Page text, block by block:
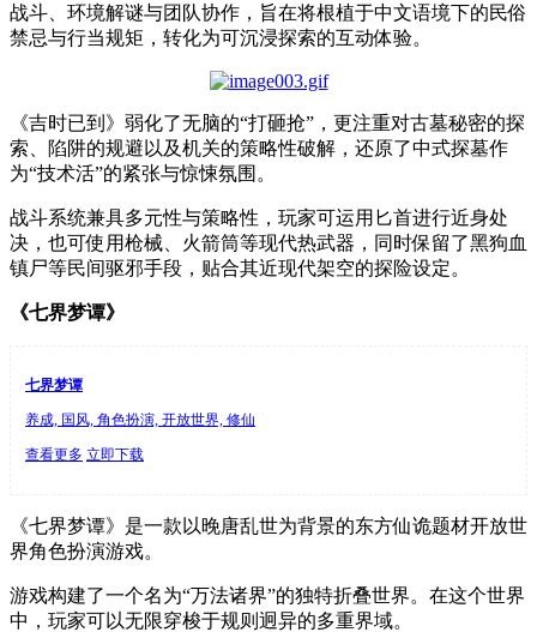
战斗、环境解谜与团队协作，旨在将根植于中文语境下的民俗
禁忌与行当规矩，转化为可沉浸探索的互动体验。
《吉时已到》弱化了无脑的“打砸抢”，更注重对古墓秘密的探
索、陷阱的规避以及机关的策略性破解，还原了中式探墓作
为“技术活”的紧张与惊悚氛围。
战斗系统兼具多元性与策略性，玩家可运用匕首进行近身处
决，也可使用枪械、火箭筒等现代热武器，同时保留了黑狗血
镇尸等民间驱邪手段，贴合其近现代架空的探险设定。
《七界梦谭》
七界梦谭
养成, 国风, 角色扮演, 开放世界, 修仙
查看更多 立即下载
《七界梦谭》是一款以晚唐乱世为背景的东方仙诡题材开放世
界角色扮演游戏。
游戏构建了一个名为“万法诸界”的独特折叠世界。在这个世界
中，玩家可以无限穿梭于规则迥异的多重界域。